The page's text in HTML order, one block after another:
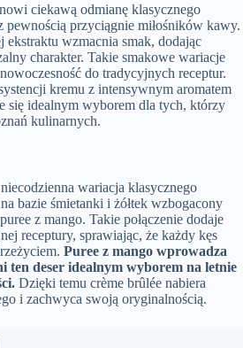
ciekawą odmianę klasycznego
pewnością przyciągnie miłośników kawy.
wzmacnia smak, dodając
charakter. Takie smakowe wariacje
do tradycyjnych receptur.
kremu z intensywnym aromatem
się idealnym wyborem dla tych, którzy
kulinarnych.
wariacja klasycznego
bazie śmietanki i żółtek wzbogacony
z mango. Takie połączenie dodaje
receptury, sprawiając, że każdy kęs
Puree z mango wprowadza
ten deser idealnym wyborem na letnie
Dzięki temu crème brûlée nabiera
i zachwyca swoją oryginalnością.